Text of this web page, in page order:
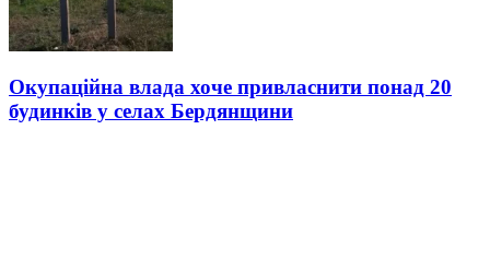
Окупаційна влада хоче привласнити понад 20
будинків у селах Бердянщини